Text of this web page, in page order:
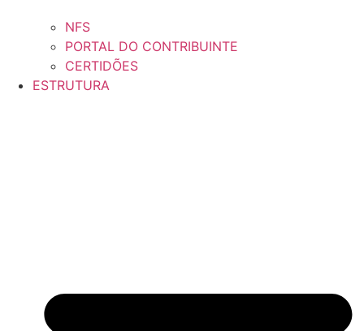
NFS
PORTAL DO CONTRIBUINTE
CERTIDÕES
ESTRUTURA